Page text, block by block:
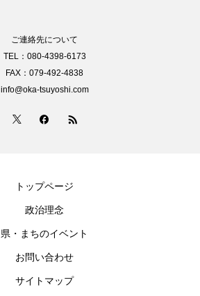
ご連絡先について
TEL：080-4398-6173
FAX：079-492-4838
info@oka-tsuyoshi.com
トップページ
政治理念
県・まちのイベント
お問い合わせ
サイトマップ